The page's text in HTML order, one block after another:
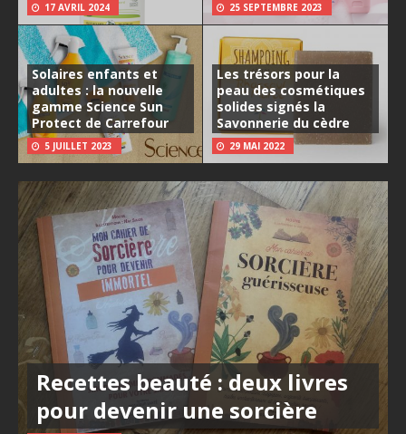
17 AVRIL 2024 25 SEPTEMBRE 2023
Solaires enfants et
adultes : la nouvelle
gamme Science Sun
Protect de Carrefour
5 JUILLET 2023
Les trésors pour la
peau des cosmétiques
solides signés la
Savonnerie du cèdre
29 MAI 2022
Recettes beauté : deux livres
pour devenir une sorcière